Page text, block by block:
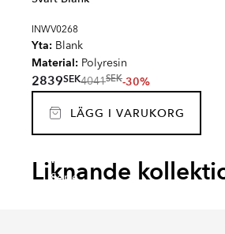
INWV0268
Yta: Blank
Material: Polyresin
2839SEK4041SEK-30%
LÄGG I VARUKORG
Liknande
Serie
FARNEL
Serie